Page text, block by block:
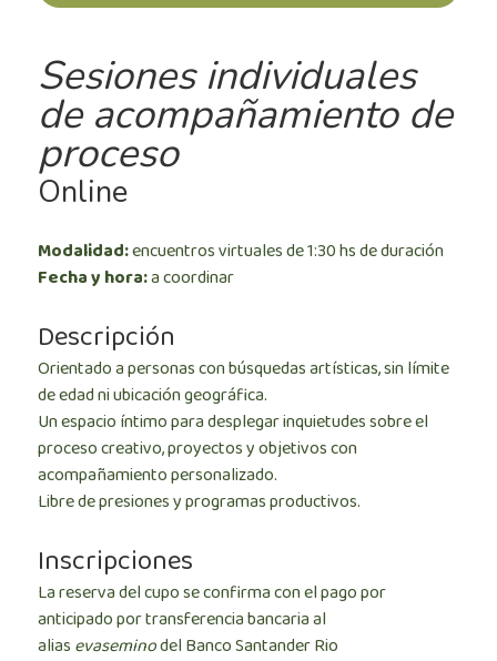
Sesiones individuales
de acompañamiento de
proceso
Online
Modalidad:encuentros virtuales de 1:30 hs de duración
Fecha y hora:a coordinar
Descripción
Orientado a personas con búsquedas artísticas, sin límite
de edad ni ubicación geográfica.
Un espacio íntimo para desplegar inquietudes sobre el
proceso creativo, proyectos y objetivos con
acompañamiento personalizado.
Libre de presiones y programas productivos.
Inscripciones
La reserva del cupo se confirma con el pago por
anticipado por transferencia bancaria al
alias evaseminodel Banco Santander Rio